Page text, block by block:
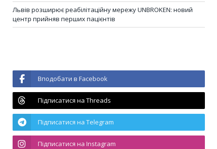
Львів розширює реабілітаційну мережу UNBROKEN: новий
центр прийняв перших пацієнтів
Вподобати в Facebook
Підписатися на Threads
Підписатися на Telegram
Підписатися на Instagram